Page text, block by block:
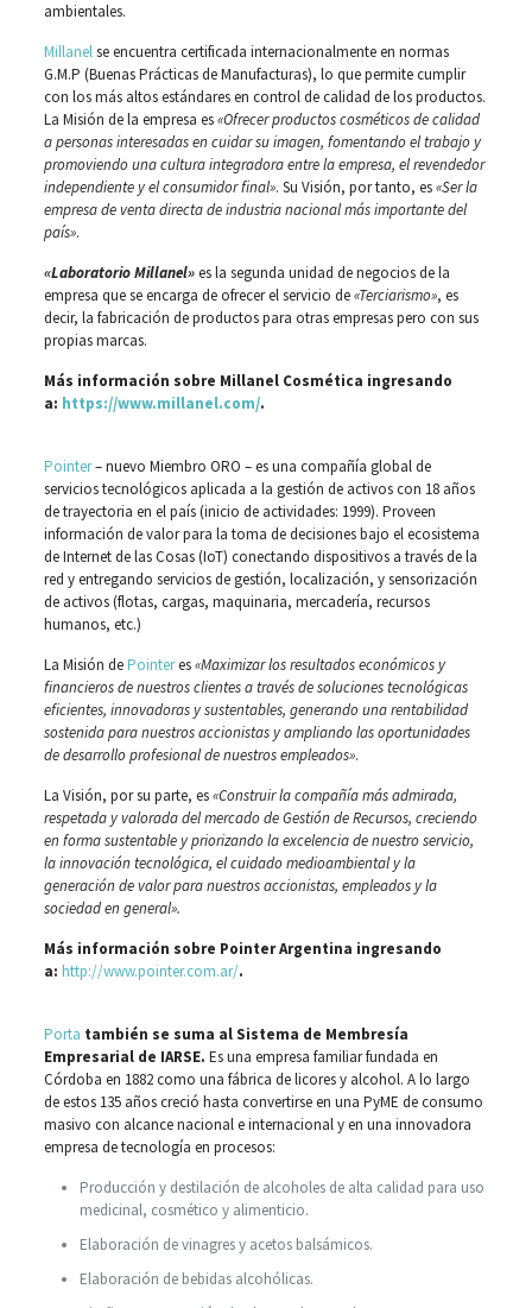
ambientales.
Millanelse encuentra certificada internacionalmente en normas
G.M.P (Buenas Prácticas de Manufacturas), lo que permite cumplir
con los más altos estándares en control de calidad de los productos.
La Misión de la empresa es«Ofrecer productos cosméticos de calidad
a personas interesadas en cuidar su imagen, fomentando el trabajo y
promoviendo una cultura integradora entre la empresa, el revendedor
independiente y el consumidor final». Su Visión, por tanto, es«Ser la
empresa de venta directa de industria nacional más importante del
país».
«Laboratorio Millanel»es la segunda unidad de negocios de la
empresa que se encarga de ofrecer el servicio de«Terciarismo», es
decir, la fabricación de productos para otras empresas pero con sus
propias marcas.
Más información sobre Millanel Cosmética ingresando
a: https://www.millanel.com/.
Pointer– nuevo Miembro ORO – es una compañía global de
servicios tecnológicos aplicada a la gestión de activos con 18 años
de trayectoria en el país (inicio de actividades: 1999). Proveen
información de valor para la toma de decisiones bajo el ecosistema
de Internet de las Cosas (IoT) conectando dispositivos a través de la
red y entregando servicios de gestión, localización, y sensorización
de activos (flotas, cargas, maquinaria, mercadería, recursos
humanos, etc.)
La Misión dePointeres«Maximizar los resultados económicos y
financieros de nuestros clientes a través de soluciones tecnológicas
eficientes, innovadoras y sustentables, generando una rentabilidad
sostenida para nuestros accionistas y ampliando las oportunidades
de desarrollo profesional de nuestros empleados».
La Visión, por su parte, es«Construir la compañía más admirada,
respetada y valorada del mercado de Gestión de Recursos, creciendo
en forma sustentable y priorizando la excelencia de nuestro servicio,
la innovación tecnológica, el cuidado medioambiental y la
generación de valor para nuestros accionistas, empleados y la
sociedad en general».
Más información sobre Pointer Argentina ingresando
a: http://www.pointer.com.ar/.
Porta también se suma al Sistema de Membresía
Empresarial de IARSE. Es una empresa familiar fundada en
Córdoba en 1882 como una fábrica de licores y alcohol. A lo largo
de estos 135 años creció hasta convertirse en una PyME de consumo
masivo con alcance nacional e internacional y en una innovadora
empresa de tecnología en procesos:
Producción y destilación de alcoholes de alta calidad para uso
medicinal, cosmético y alimenticio.
Elaboración de vinagres y acetos balsámicos.
Elaboración de bebidas alcohólicas.